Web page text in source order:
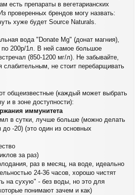
есть препараты в вегетарианских
проверенных брендов могу назвать:
хуже будет Source Naturals.
вода "Donate Mg" (донат магния),
по 200р/1л. В ней самое большое
(850-1200 мг/л). Не забывайте,
слабительным, не стоит перебарщивать
общеизвестные (каждый может выбрать
и в зоне доступности):
иммунитета
в сутки, лучше больше (можно делать
-20) (это один из основных
за раз)
раз в месяц, на воде, идеально
24-36 часов, хорошо чистят
на сухую" - без воды, но это для
понимают зачем и как)